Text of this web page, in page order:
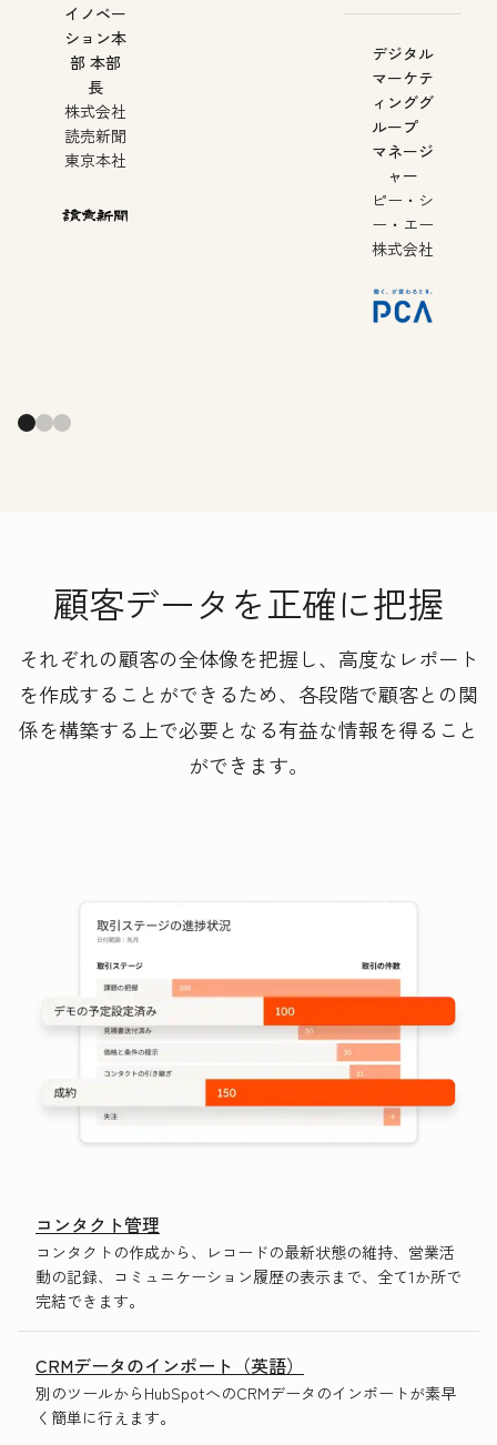
イノベー
ション本
部 本部
長
株式会社
読売新聞
東京本社
デジタル
マーケテ
ィンググ
ループ
マネージ
ャー
ピー・シ
ー・エー
株式会社
顧客データを正確に把握
それぞれの顧客の全体像を把握し、高度なレポート
を作成することができるため、各段階で顧客との関
係を構築する上で必要となる有益な情報を得ること
ができます。
コンタクト管理
コンタクトの作成から、レコードの最新状態の維持、営業活
動の記録、コミュニケーション履歴の表示まで、全て1か所で
完結できます。
CRMデータのインポート（英語）
別のツールからHubSpotへのCRMデータのインポートが素早
く簡単に行えます。